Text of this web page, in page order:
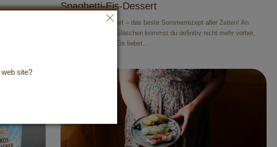
Spaghetti-Eis-Dessert
Spaghetti-Eis-Dessert – das beste Sommerrezept aller Zeiten! An
unseren fruchtigen Gläschen kommst du definitiv nicht mehr vorbei,
wenn du Spaghetti-Eis liebst...
web site?